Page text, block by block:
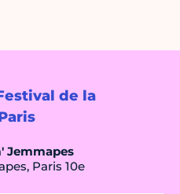
de la
Jemmapes
Paris 10e